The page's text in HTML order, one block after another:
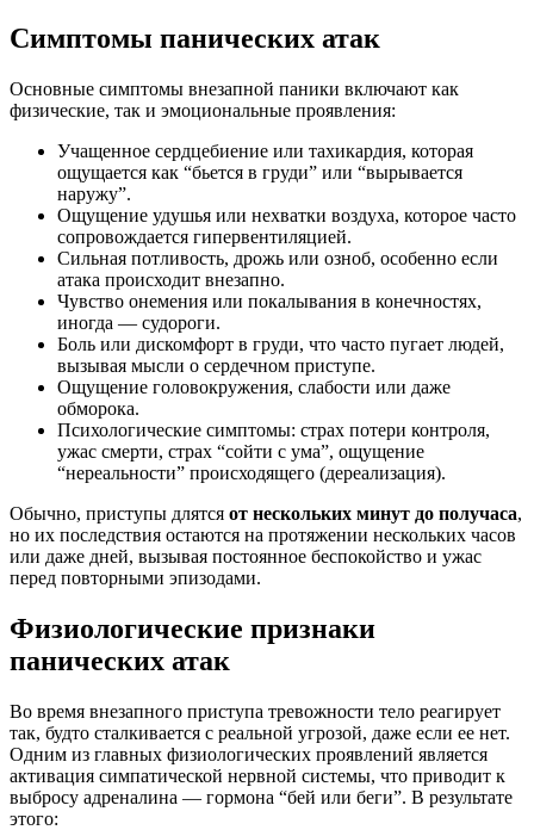
Симптомы панических атак
Основные симптомы внезапной паники включают как
физические, так и эмоциональные проявления:
Учащенное сердцебиение или тахикардия, которая
ощущается как “бьется в груди” или “вырывается
наружу”.
Ощущение удушья или нехватки воздуха, которое часто
сопровождается гипервентиляцией.
Сильная потливость, дрожь или озноб, особенно если
атака происходит внезапно.
Чувство онемения или покалывания в конечностях,
иногда — судороги.
Боль или дискомфорт в груди, что часто пугает людей,
вызывая мысли о сердечном приступе.
Ощущение головокружения, слабости или даже
обморока.
Психологические симптомы: страх потери контроля,
ужас смерти, страх “сойти с ума”, ощущение
“нереальности” происходящего (дереализация).
Обычно, приступы длятся от нескольких минут до получаса,
но их последствия остаются на протяжении нескольких часов
или даже дней, вызывая постоянное беспокойство и ужас
перед повторными эпизодами.
Физиологические признаки
панических атак
Во время внезапного приступа тревожности тело реагирует
так, будто сталкивается с реальной угрозой, даже если ее нет.
Одним из главных физиологических проявлений является
активация симпатической нервной системы, что приводит к
выбросу адреналина — гормона “бей или беги”. В результате
этого: